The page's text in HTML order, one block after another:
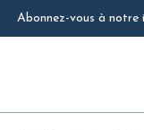
Abonnez-vous à notre